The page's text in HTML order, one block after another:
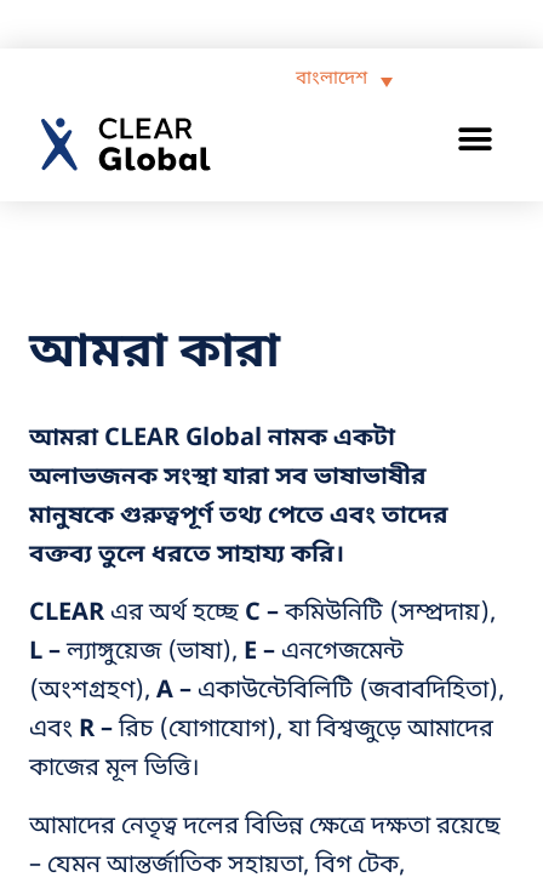
বাংলাদেশ
আমরা কারা
আমরা CLEAR Global নামক একটা
অলাভজনক সংস্থা যারা সব ভাষাভাষীর
মানুষকে গুরুত্বপূর্ণ তথ্য পেতে এবং তাদের
বক্তব্য তুলে ধরতে সাহায্য করি।
CLEAR এর অর্থ হচ্ছে C –কমিউনিটি (সম্প্রদায়),
L –ল্যাঙ্গুয়েজ (ভাষা), E – এনগেজমেন্ট
(অংশগ্রহণ), A – একাউন্টেবিলিটি (জবাবদিহিতা),
এবং R –রিচ (যোগাযোগ), যা বিশ্বজুড়ে আমাদের
কাজের মূল ভিত্তি।
আমাদের নেতৃত্ব দলের বিভিন্ন ক্ষেত্রে দক্ষতা রয়েছে
– যেমন আন্তর্জাতিক সহায়তা, বিগ টেক,